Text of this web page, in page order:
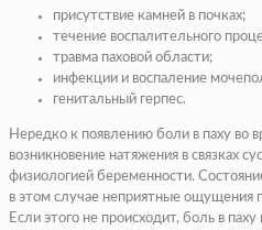
присутствие камней в почках;
течение воспалительного
травма паховой области;
инфекции и воспаление
генитальный герпес.
Нередко к появлению боли в паху во
возникновение натяжения в связках
физиологией беременности.
в этом случае неприятные ощущения
Если этого не происходит, боль в